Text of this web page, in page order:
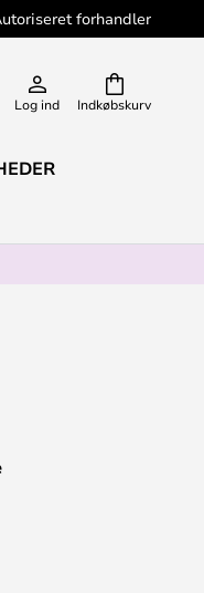
forhandler
Indkøbskurv
Log ind